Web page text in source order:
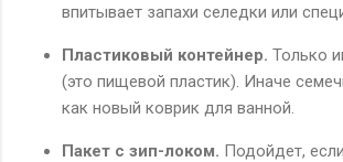
впитывает запахи селедки или
Пластиковый контейнер. Только
(это пищевой пластик). Иначе
как новый коврик для ванной.
Пакет с зип-локом. Подойдет,